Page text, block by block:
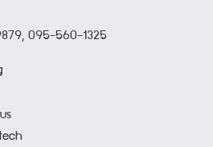
095-560-1325